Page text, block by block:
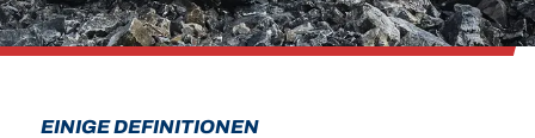
EINIGE DEFINITIONEN